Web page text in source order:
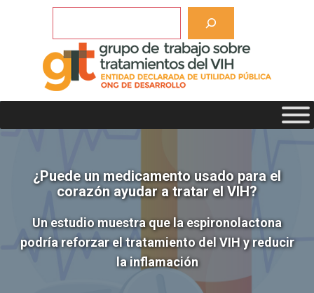
¿Puede un medicamento usado para el
corazón ayudar a tratar el VIH?
Un estudio muestra que la espironolactona
podría reforzar el tratamiento del VIH y reducir
la inflamación